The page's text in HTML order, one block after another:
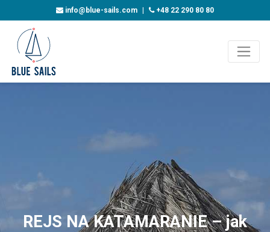
info@blue-sails.com +48 22 290 80 80
REJS NA KATAMARANIE – jak